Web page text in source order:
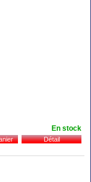
En stock